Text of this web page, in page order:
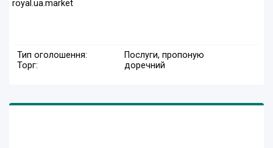
royal.ua.market
Тип оголошення:
Послуги, пропоную
Торг:
доречний